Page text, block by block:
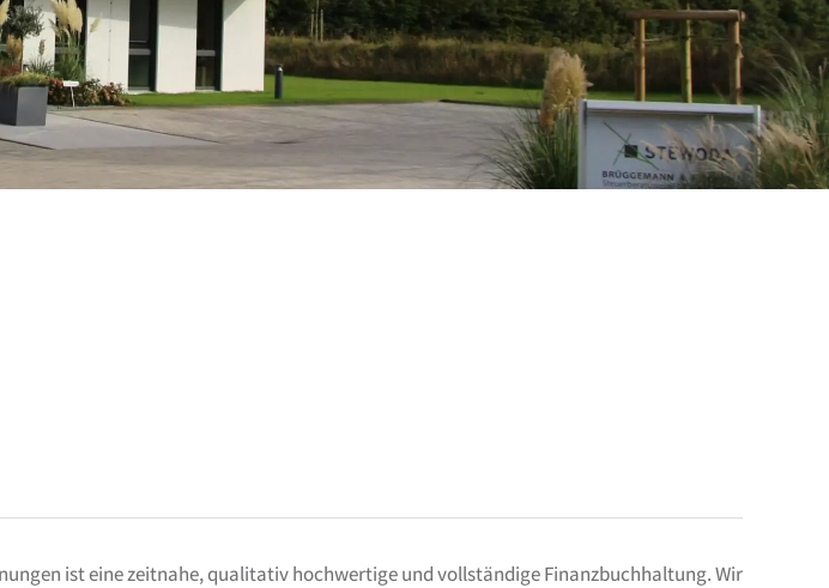
ist eine zeitnahe, qualitativ hochwertige und vollständige Finanzbuchhaltung. Wir